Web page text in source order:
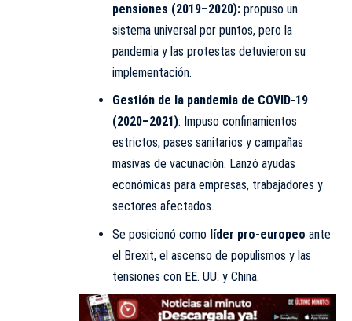
pensiones (2019–2020):propuso un
sistema universal por puntos, pero la
pandemia y las protestas detuvieron su
implementación.
Gestión de la pandemia de COVID-19
(2020–2021): Impuso confinamientos
estrictos, pases sanitarios y campañas
masivas de vacunación. Lanzó ayudas
económicas para empresas, trabajadores y
sectores afectados.
Se posicionó como líder pro-europeo ante
el Brexit, el ascenso de populismos y las
tensiones con EE. UU. y China.